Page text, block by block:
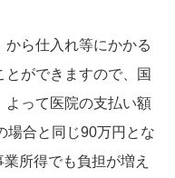
ら仕入れ等にかかる
ができますので、国
よって医院の支払い額
場合と同じ90万円とな
所得でも負担が増え